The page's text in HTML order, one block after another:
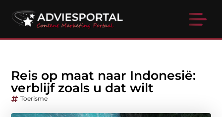
Reis op maat naar Indonesië:
verblijf zoals u dat wilt
Toerisme